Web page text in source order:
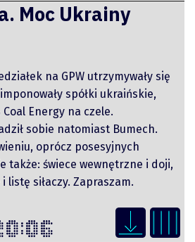
Moc Ukrainy
na GPW utrzymywały się
spółki ukraińskie,
Energy na czele.
sobie natomiast Bumech.
oprócz posesyjnych
także: świece wewnętrzne i doji,
listę siłaczy. Zapraszam.